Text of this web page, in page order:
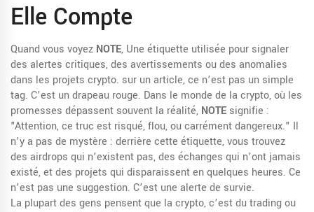
Elle Compte
Quand vous voyez NOTE, Une étiquette utilisée pour signaler
des alertes critiques, des avertissements ou des anomalies
dans les projets crypto. sur un article, ce n’est pas un simple
tag. C’est un drapeau rouge. Dans le monde de la crypto, où les
promesses dépassent souvent la réalité, NOTE signifie :
"Attention, ce truc est risqué, flou, ou carrément dangereux." Il
n’y a pas de mystère : derrière cette étiquette, vous trouvez
des airdrops qui n’existent pas, des échanges qui n’ont jamais
existé, et des projets qui disparaissent en quelques heures. Ce
n’est pas une suggestion. C’est une alerte de survie.
La plupart des gens pensent que la crypto, c’est du trading ou